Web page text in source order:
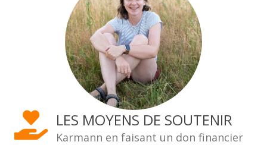
LES MOYENS DE SOUTENIR
Karmann en faisant un don financier